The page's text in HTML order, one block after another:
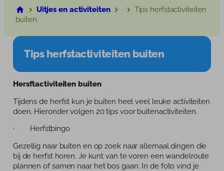
Ik zoek een gastouder
Wie zijn wij
Wie zijn wij
Trainingen
Tarieven
Blog
Inloggen
Uitjes en activiteiten
Tips herfstactiviteiten
buiten
Tips herfstactiviteiten buiten
Hersftactiviteiten buiten
Tijdens de herfst kun je buiten heel veel leuke activiteiten
doen. Hieronder volgen 20 tips voor buitenactiviteiten.
· Herfstbingo
Gezellig naar buiten en op zoek naar allemaal dingen die
bij de herfst horen. Je kunt van te voren een wandelroute
plannen of samen naar het bos gaan. In de foto vind je